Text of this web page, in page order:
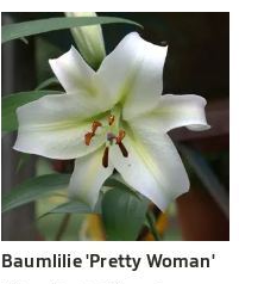
Baumlilie 'Pretty Woman'